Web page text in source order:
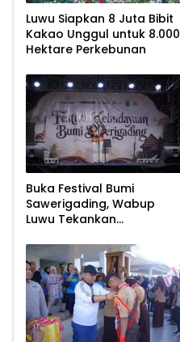
Luwu Siapkan 8 Juta Bibit
Kakao Unggul untuk 8.000
Hektare Perkebunan
Buka Festival Bumi
Sawerigading, Wabup
Luwu Tekankan